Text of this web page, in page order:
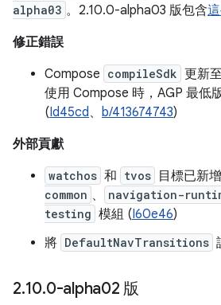
alpha03 。2.10.0-alpha03 版包含
修正錯誤
Compose compileSdk 更新
使用 Compose 時，AGP 最低
(Id45cd、 b/413674743)
外部貢獻
watchos 和 tvos 目標已新
common 、 navigation-
testing 模組 (I60e46)
將 DefaultNavTransitions
2.10.0-alpha02 版